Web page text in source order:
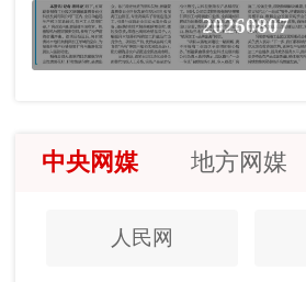
20260807
中央网媒 地方网媒
人民网